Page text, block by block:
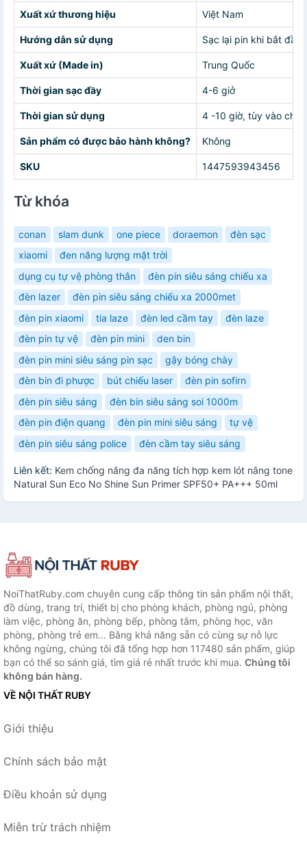
Xuất xứ thương hiệu Việt Nam
Hướng dẫn sử dụng Sạc lại pin khi bắt đầu
Xuất xứ (Made in) Trung Quốc
Thời gian sạc đầy 4-6 giở
Thời gian sử dụng 4 -10 giờ, tùy vào chế
Sản phẩm có được bảo hành không? Không
SKU 1447593943456
Từ khóa
conan slam dunk one piece doraemon
đèn sạc
xiaomi
đen năng lượng mặt trời
dụng cụ tự vệ phòng thân
đèn pin siêu sáng chiếu xa
đèn lazer
đèn pin siêu sáng chiếu xa 2000met
đèn pin xiaomi
tia laze đèn led cầm tay
đèn laze
đèn pin tự vệ
đèn pin mini
den bin
đèn pin mini siêu sáng pin sạc
gậy bóng chày
đèn bin đi phược
bút chiếu laser
đèn pin sofirn
đèn pin siêu sáng
đèn bin siêu sáng soi 1000m
đèn pin điện quang
đèn pin mini siêu sáng
tự vệ
đèn pin siêu sáng police
đèn cầm tay siêu sáng
Liên kết: Kem chống nắng đa năng tích hợp kem lót nâng tone
Natural Sun Eco No Shine Sun Primer SPF50+ PA+++ 50ml
NoiThatRuby.com chuyên cung cấp thông tin sản phẩm nội thất,
đồ dùng, trang trí, thiết bị cho phòng khách, phòng ngủ, phòng
làm việc, phòng ăn, phòng bếp, phòng tắm, phòng học, văn
phòng, phòng trẻ em... Bằng khả năng sẵn có cùng sự nỗ lực
không ngừng, chúng tôi đã tổng hợp hơn 117480 sản phẩm, giúp
bạn có thể so sánh giá, tìm giá rẻ nhất trước khi mua. Chúng tôi
không bán hàng.
VỀ NỘI THẤT RUBY
Giới thiệu
Chính sách bảo mật
Điều khoản sử dụng
Miễn trừ trách nhiệm